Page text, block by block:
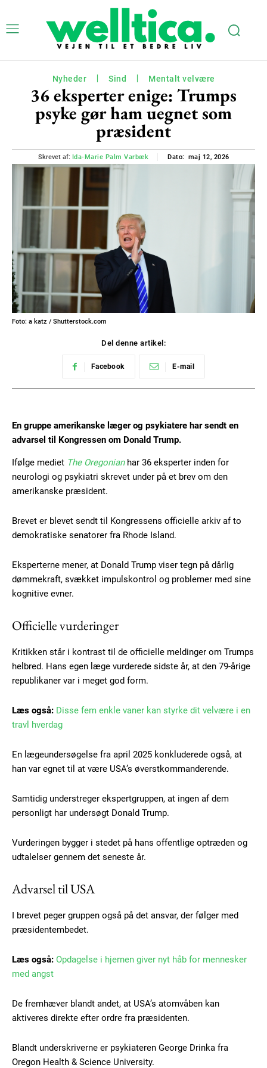
Subscription Plans
Nyheder Sind Mentalt velvære
36 eksperter enige: Trumps
psyke gør ham uegnet som
præsident
Skrevet af: Ida-Marie Palm Varbæk Dato: maj 12, 2026
Foto: a katz / Shutterstock.com
Del denne artikel:
Facebook E-mail
En gruppe amerikanske læger og psykiatere har sendt en
advarsel til Kongressen om Donald Trump.
Ifølge mediet The Oregonianhar 36 eksperter inden for
neurologi og psykiatri skrevet under på et brev om den
amerikanske præsident.
Brevet er blevet sendt til Kongressens officielle arkiv af to
demokratiske senatorer fra Rhode Island.
Eksperterne mener, at Donald Trump viser tegn på dårlig
dømmekraft, svækket impulskontrol og problemer med sine
kognitive evner.
Officielle vurderinger
Kritikken står i kontrast til de officielle meldinger om Trumps
helbred. Hans egen læge vurderede sidste år, at den 79-årige
republikaner var i meget god form.
Læs også: Disse fem enkle vaner kan styrke dit velvære i en
travl hverdag
En lægeundersøgelse fra april 2025 konkluderede også, at
han var egnet til at være USA’s øverstkommanderende.
Samtidig understreger ekspertgruppen, at ingen af dem
personligt har undersøgt Donald Trump.
Vurderingen bygger i stedet på hans offentlige optræden og
udtalelser gennem det seneste år.
Advarsel til USA
I brevet peger gruppen også på det ansvar, der følger med
præsidentembedet.
Læs også: Opdagelse i hjernen giver nyt håb for mennesker
med angst
De fremhæver blandt andet, at USA’s atomvåben kan
aktiveres direkte efter ordre fra præsidenten.
Blandt underskriverne er psykiateren George Drinka fra
Oregon Health & Science University.